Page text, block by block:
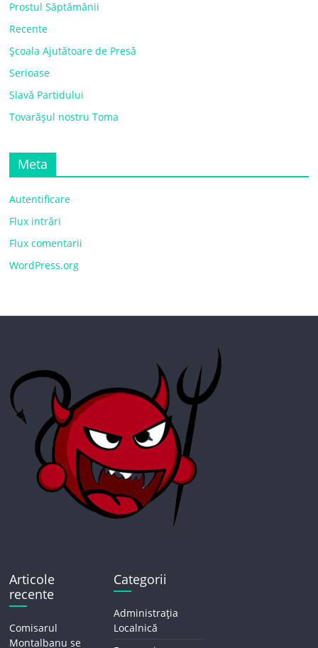
Prostul Săptămânii
Recente
Școala Ajutătoare de Presă
Serioase
Slavă Partidului
Tovarășul nostru Toma
Meta
Autentificare
Flux intrări
Flux comentarii
WordPress.org
Articole
recente
Comisarul
Montalbanu se
Categorii
Administrația
Localnică